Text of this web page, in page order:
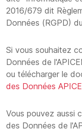
2016/679 dit
Données (RGPD)
Si vous souhaitez
Données de
ou télécharger le
des Données
Vous pouvez aussi
des Données de